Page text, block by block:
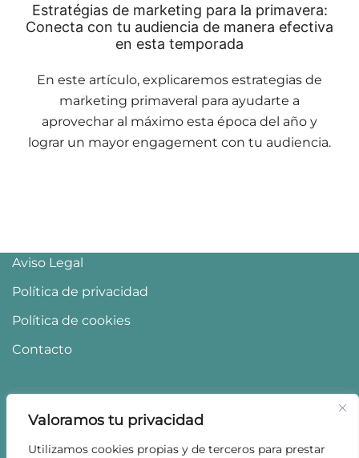
Valoramos tu privacidad
Utilizamos cookies propias y de terceros para prestar
Estratégias de marketing para la primavera:
Conecta con tu audiencia de manera efectiva
en esta temporada
En este artículo, explicaremos estrategias de
marketing primaveral para ayudarte a
aprovechar al máximo esta época del año y
lograr un mayor engagement con tu audiencia.
Aviso Legal
Política de privacidad
Política de cookies
Contacto